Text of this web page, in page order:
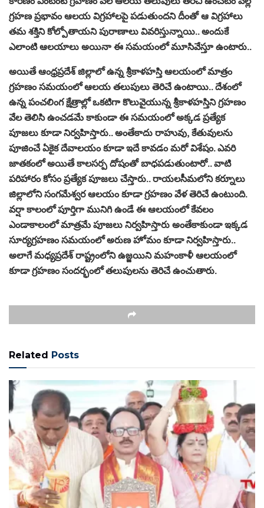
గ్రహణ ప్రభావం ఆలయ విగ్రహాలపై పడుతుందని దీంతో ఆ విగ్రహాలు
తమ శక్తిని కోల్పోతాయని పురాణాలు వివరిస్తున్నాయి.. అందుకే
ఎలాంటి ఆలయాలు అయినా ఈ సమయంలో మూసివేస్తూ ఉంటారు..
అయితే ఆంధ్రప్రదేశ్ జిల్లాలో ఉన్న శ్రీకాళహస్తి ఆలయంలో మాత్రం
గ్రహణం సమయంలో ఆలయ తలుపులు తెరిచే ఉంటాయి.. దేశంలో
ఉన్న పంచలింగ క్షేత్రాల్లో ఒకటిగా కొలువైయున్న శ్రీకాళహస్తిని గ్రహణం
వేల తెలిసి ఉంచడమే కాకుండా ఈ సమయంలో అక్కడ ప్రత్యేక
పూజలు కూడా నిర్వహిస్తారు.. అంతేకాదు రాహువు, కేతువులను
పూజించే ఏకైక దేవాలయం కూడా ఇదే కావడం మరో విశేషం. ఎవరి
జాతకంలో అయితే కాలసర్ప దోషంతో బాధపడుతుంటారో.. వాటి
పరిహారం కోసం ప్రత్యేక పూజలు చేస్తారు.. రాయలసీమలోని కర్నూలు
జిల్లాలోని సంగమేశ్వర ఆలయం కూడా గ్రహణం వేళ తెరిచే ఉంటుంది.
వర్షా కాలంలో పూర్తిగా మునిగి ఉండే ఈ ఆలయంలో కేవలం
ఎండాకాలంలో మాత్రమే పూజలు నిర్వహిస్తారు అంతేకాకుండా ఇక్కడ
సూర్యగ్రహణం సమయంలో అరుణ హోమం కూడా నిర్వహిస్తారు..
అలాగే మధ్యప్రదేశ్ రాష్ట్రంలోని ఉజ్జయిని మహంకాళీ ఆలయంలో
కూడా గ్రహణం సందర్భంలో తలుపులను తెరిచే ఉంచుతారు.
Related Posts